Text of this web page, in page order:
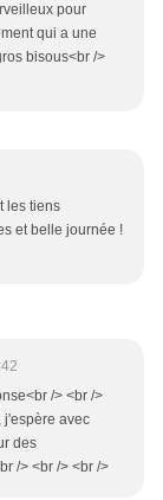
pour
qui a une
bisous<br />
les tiens
et belle journée !
/> <br />
j'espère avec
des
/> <br /> <br />